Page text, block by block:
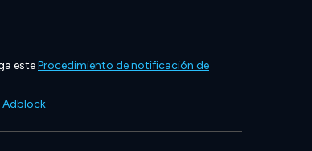
esteProcedimiento de notificación de
Adblock